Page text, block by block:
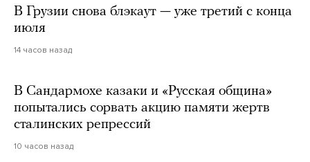
В Грузии снова блэкаут — уже третий с конца
июля
14 часов назад
В Сандармохе казаки и «Русская община»
попытались сорвать акцию памяти жертв
сталинских репрессий
10 часов назад